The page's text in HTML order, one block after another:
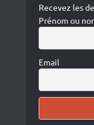
Recevez les
Prénom ou
Email